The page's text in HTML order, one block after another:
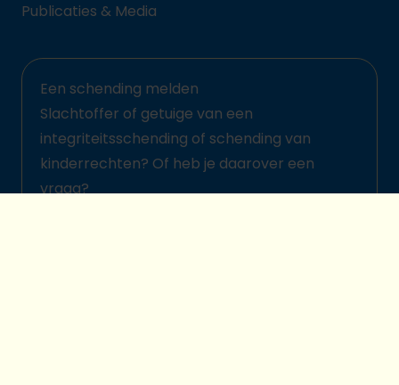
Publicaties & Media
Een schending melden
Slachtoffer of getuige van een
integriteitsschending of schending van
kinderrechten? Of heb je daarover een
vraag?